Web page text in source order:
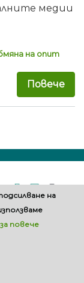
медии
на опит
Повече
на
повече